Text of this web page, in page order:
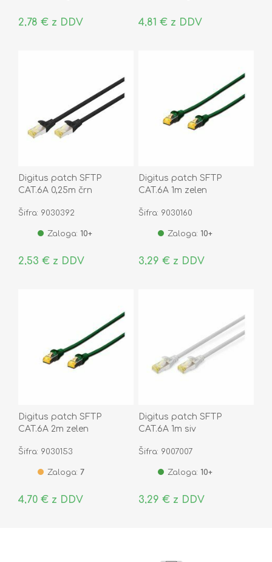
2,78 € z DDV 4,81 € z DDV
Digitus patch SFTP
CAT.6A 0,25m črn
Šifra: 9030392
Zaloga: 10+
2,53 € z DDV
Digitus patch SFTP
CAT.6A 1m zelen
Šifra: 9030160
Zaloga: 10+
3,29 € z DDV
Digitus patch SFTP
CAT.6A 2m zelen
Šifra: 9030153
Zaloga: 7
4,70 € z DDV
Digitus patch SFTP
CAT.6A 1m siv
Šifra: 9007007
Zaloga: 10+
3,29 € z DDV